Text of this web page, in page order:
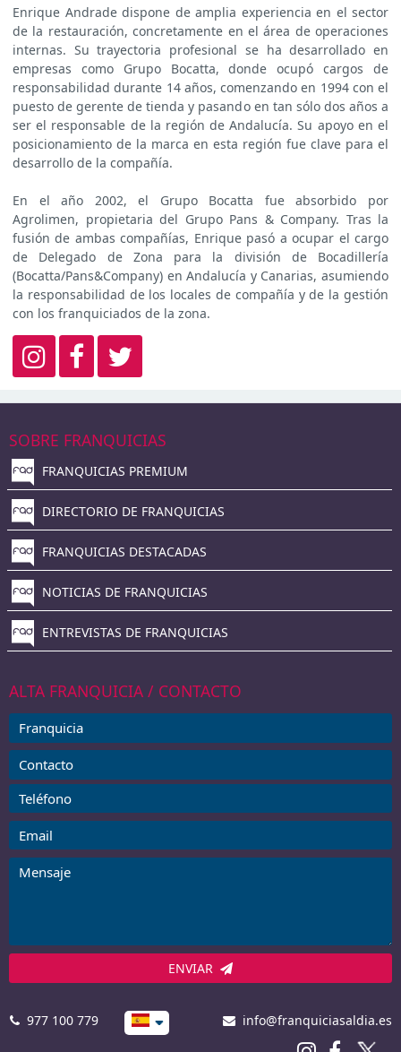
Enrique Andrade dispone de amplia experiencia en el sector
de la restauración, concretamente en el área de operaciones
internas. Su trayectoria profesional se ha desarrollado en
empresas como Grupo Bocatta, donde ocupó cargos de
responsabilidad durante 14 años, comenzando en 1994 con el
puesto de gerente de tienda y pasando en tan sólo dos años a
ser el responsable de la región de Andalucía. Su apoyo en el
posicionamiento de la marca en esta región fue clave para el
desarrollo de la compañía.
En el año 2002, el Grupo Bocatta fue absorbido por
Agrolimen, propietaria del Grupo Pans & Company. Tras la
fusión de ambas compañías, Enrique pasó a ocupar el cargo
de Delegado de Zona para la división de Bocadillería
(Bocatta/Pans&Company) en Andalucía y Canarias, asumiendo
la responsabilidad de los locales de compañía y de la gestión
con los franquiciados de la zona.
SOBRE FRANQUICIAS
FRANQUICIAS PREMIUM
DIRECTORIO DE FRANQUICIAS
FRANQUICIAS DESTACADAS
NOTICIAS DE FRANQUICIAS
ENTREVISTAS DE FRANQUICIAS
ALTA FRANQUICIA / CONTACTO
ENVIAR
977 100 779 info@franquiciasaldia.es